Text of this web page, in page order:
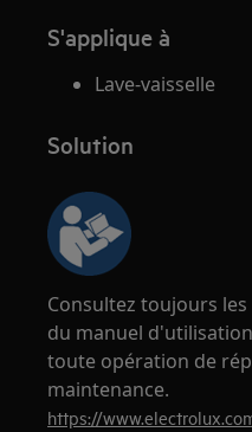
S'applique à
Lave-vaisselle
Solution
Consultez toujours
du manuel
toute opération de
maintenance.
https://